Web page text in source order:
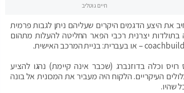
חיים גוטליב
את היצע הדגמים היקרים שעליהם ניתן לגבות פרמית
יצרנית רכבי הפאר החליטה להעלות מתהום
רויס וכלה בדוזנברג (שכבר אינה קיימת) נהגו להציע
העיקריים. הלקוח היה מעביר את המכונית אל בונה
שהיו.